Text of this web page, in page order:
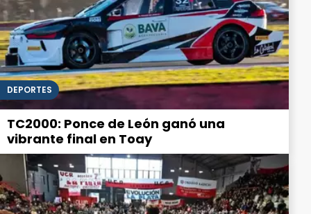
DEPORTES
TC2000: Ponce de León ganó una
vibrante final en Toay